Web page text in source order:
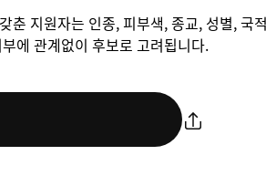
지원자는 인종, 피부색, 종교, 성별, 국
에 관계없이 후보로 고려됩니다.